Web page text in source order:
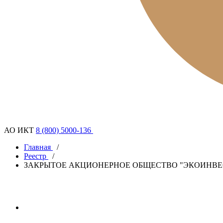
АО ИКТ 8 (800) 5000-136
Главная
/
Реестр
/
ЗАКРЫТОЕ АКЦИОНЕРНОЕ ОБЩЕСТВО